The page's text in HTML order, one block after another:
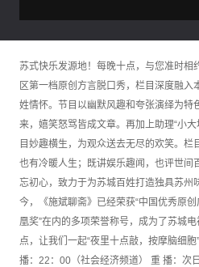
苏式快乐发源地！每晚十点，与您准时相
区第一档原创方言脱口秀，栏目深度融入
姓情怀。节目以幽默风趣和夸张演绎为特
来，嬉笑怒骂皆成文章。再加上助理“小大
目妙趣横生，为观众送去无尽的欢笑。栏
也有冷暖人生；既讲娱乐趣闻，也评世间
忘初心，致力于为苏城百姓打造独具苏州
今，《施斌聊斋》已经荣获“中国优秀原
凰奖”在内的多项荣誉称号，成为了苏城
点，让我们一起“夜里十点敲，按摩脑细
播：22：00（社会经济频道） 重 播：次